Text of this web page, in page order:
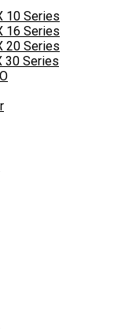
10 Series
16 Series
20 Series
30 Series